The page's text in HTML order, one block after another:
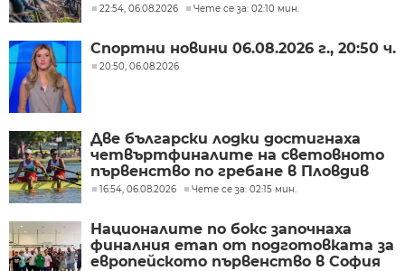
22:54, 06.08.2026 Чете се за: 02:10 мин.
Спортни новини 06.08.2026 г., 20:50 ч.
20:50, 06.08.2026
Две български лодки достигнаха
четвъртфиналите на световното
първенство по гребане в Пловдив
16:54, 06.08.2026 Чете се за: 02:15 мин.
Националите по бокс започнаха
финалния етап от подготовката за
европейското първенство в София